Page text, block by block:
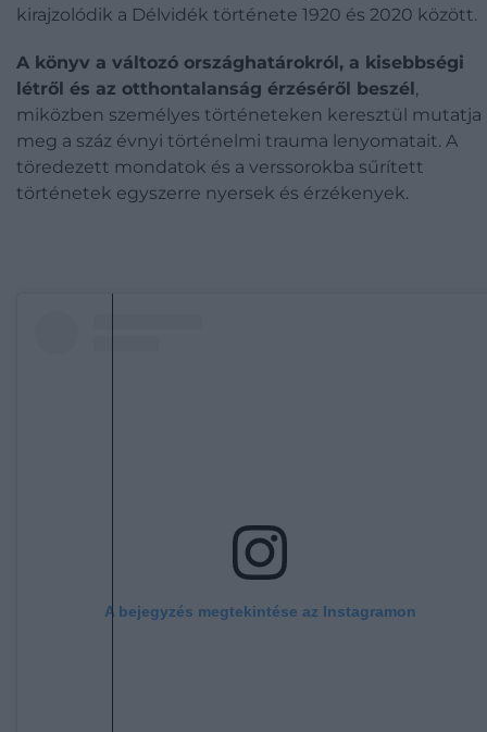
kirajzolódik a Délvidék története 1920 és 2020 között.
A könyv a változó országhatárokról, a kisebbségi
létről és az otthontalanság érzéséről beszél,
miközben személyes történeteken keresztül mutatja
meg a száz évnyi történelmi trauma lenyomatait. A
töredezett mondatok és a verssorokba sűrített
történetek egyszerre nyersek és érzékenyek.
A bejegyzés megtekintése az Instagramon